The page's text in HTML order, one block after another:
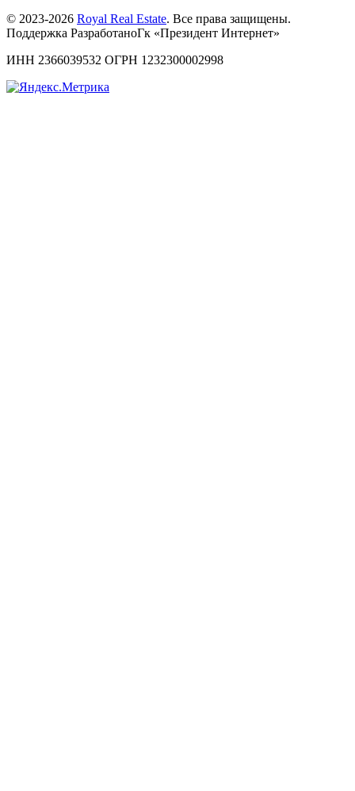
© 2023-2026 Royal Real Estate. Все права защищены.
Поддержка РазработаноГк «Президент Интернет»
ИНН 2366039532 ОГРН 1232300002998